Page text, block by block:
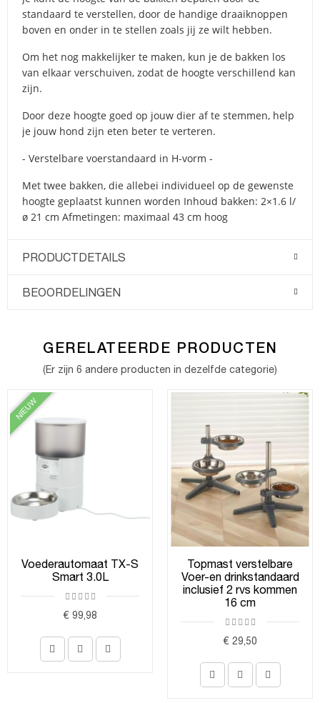
standaard te verstellen, door de handige draaiknoppen
boven en onder in te stellen zoals jij ze wilt hebben.
Om het nog makkelijker te maken, kun je de bakken los
van elkaar verschuiven, zodat de hoogte verschillend kan
zijn.
Door deze hoogte goed op jouw dier af te stemmen, help
je jouw hond zijn eten beter te verteren.
- Verstelbare voerstandaard in H-vorm -
Met twee bakken, die allebei individueel op de gewenste
hoogte geplaatst kunnen worden Inhoud bakken: 2×1.6 l/
ø 21 cm Afmetingen: maximaal 43 cm hoog
PRODUCTDETAILS
BEOORDELINGEN
GERELATEERDE PRODUCTEN
(Er zijn 6 andere producten in dezelfde categorie)
NIEUW
Voederautomaat TX-S
Smart 3.0L
€ 99,98
Topmast verstelbare
Voer-en drinkstandaard
inclusief 2 rvs kommen
16 cm
€ 29,50